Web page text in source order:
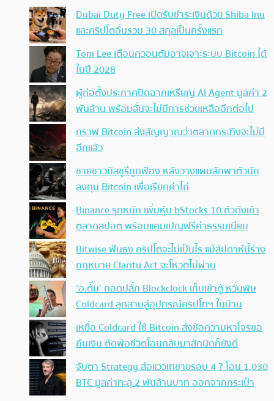
Dubai Duty Free เปิดรับชำระเงินด้วย Shiba Inu
และคริปโตอื่นรวม 30 สกุลเป็นครั้งแรก
Tom Lee เตือนควอนตัมอาจเจาะระบบ Bitcoin ได้
ในปี 2028
ผู้ก่อตั้งประกาศปิดฉากเหรียญ AI Agent มูลค่า 2
พันล้าน พร้อมลั่นจะไม่มีการช่วยเหลืออีกต่อไป
กราฟ Bitcoin ส่งสัญญาณว่าตลาดกระทิงจะไม่มี
อีกแล้ว
ชายชาวมิสซูรีถูกฟ้อง หลังวางแผนลักพาตัวนัก
ลงทุน Bitcoin เพื่อเรียกค่าไถ่
Binance รุกหนัก เพิ่มหุ้น bStocks 10 ตัวดังเข้า
ตลาดสปอต พร้อมแคมเปญฟรีค่าธรรมเนียม
Bitwise ฟันธง คริปโตจะไม่เป็นไร แม้สัปดาห์นี้ร่าง
กฎหมาย Clarity Act จะโหวตไม่ผ่าน
‘อ.ตั๊ม’ ถอดปลั้ก Blockclock เก็บเข้าตู้ หวั่นพิษ
Coldcard ลุกลามสู่อุปกรณ์คริปโทฯ ในบ้าน
เหยื่อ Coldcard ใช้ Bitcoin ส่งข้อความหาโจรขอ
คืนเงิน ตัดพ้อชีวิตโอนกลับมาสักนิดก็ยังดี
จับตา Strategy ส่อแววเทขายรอบ 4 ? โอน 1,030
BTC มูลค่าทะลุ 2 พันล้านบาท ออกจากกระเป๋า